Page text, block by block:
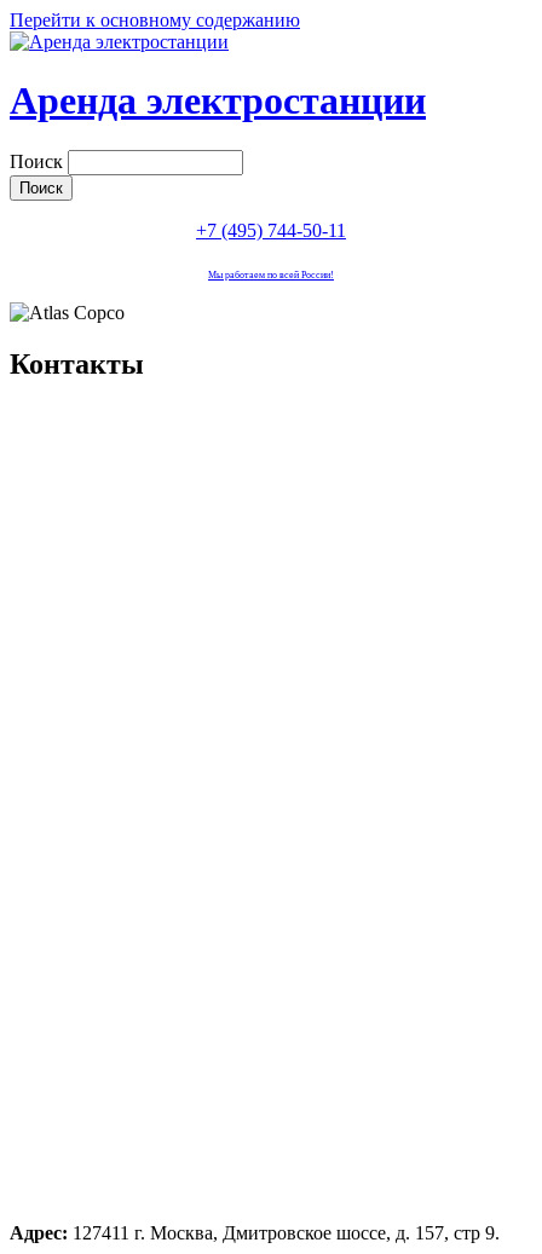
Перейти к основному содержанию
Аренда электростанции
Поиск
+7 (495) 744-50-11
Мы работаем по всей России!
Контакты
Адрес: 127411 г. Москва, Дмитровское шоссе, д. 157, стр 9.